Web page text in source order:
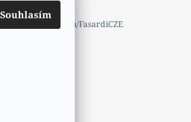
Souhlasím
FasardiCZE